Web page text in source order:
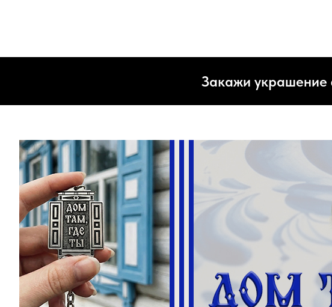
Закажи украшение